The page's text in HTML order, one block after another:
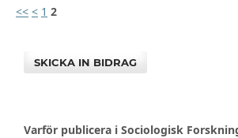
<< < 1 2
SKICKA IN BIDRAG
Varför publicera i Sociologisk